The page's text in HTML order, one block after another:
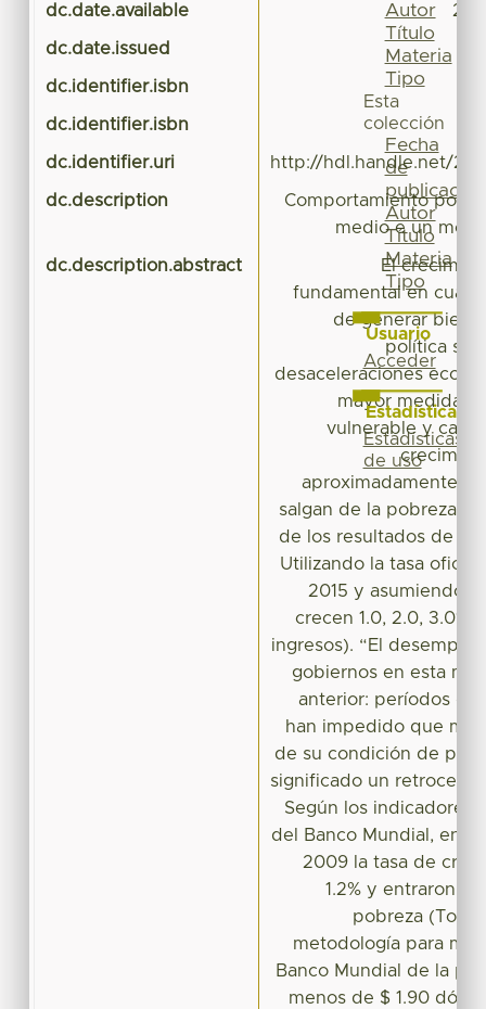
dc.date.available
dc.date.issued
dc.identifier.isbn
dc.identifier.isbn
dc.identifier.uri http://hdl.handle.net/
dc.description
Comportamiento
medio e un
dc.description.abstract
El
fundamental en
de generar
política
desaceleraciones
mayor medida a
vulnerable y
aproximadamente
salgan de la pobreza
de los resultados de la
Utilizando la tasa
2015 y asumiendo
crecen 1.0, 2.0, 3.0%,
ingresos). “El
gobiernos en esta
anterior: períodos de
han impedido que
de su condición de
significado un retroceso
Según los indicadores
del Banco Mundial,
2009 la tasa de
1.2% y entraron
pobreza
metodología para
Banco Mundial de la
menos de $ 1.90
Autor
Título
Materia
Tipo
Esta
colección
Fecha
de
publicación
Autor
Título
Materia
Tipo
Usuario
Acceder
Estadísticas
Estadísticas
de uso